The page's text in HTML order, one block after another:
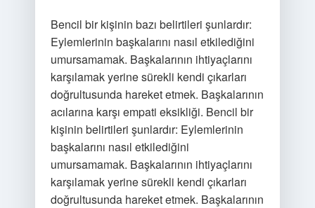
Bencil bir kişinin bazı belirtileri şunlardır:
Eylemlerinin başkalarını nasıl etkilediğini
umursamamak. Başkalarının ihtiyaçlarını
karşılamak yerine sürekli kendi çıkarları
doğrultusunda hareket etmek. Başkalarının
acılarına karşı empati eksikliği. Bencil bir
kişinin belirtileri şunlardır: Eylemlerinin
başkalarını nasıl etkilediğini
umursamamak. Başkalarının ihtiyaçlarını
karşılamak yerine sürekli kendi çıkarları
doğrultusunda hareket etmek. Başkalarının